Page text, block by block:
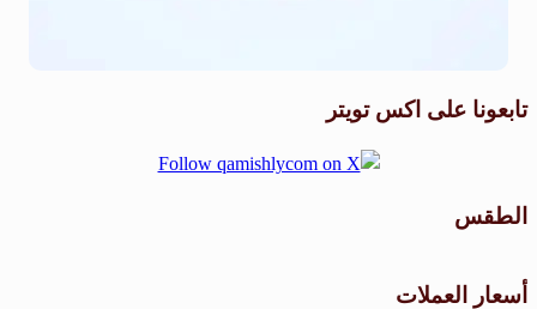
تابعونا على اكس تويتر
الطقس
أسعار العملات